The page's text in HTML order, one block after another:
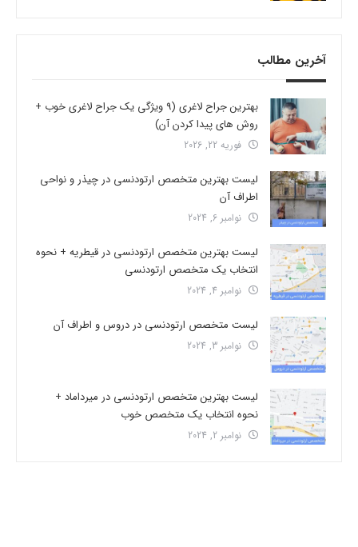
آخرین مطالب
بهترین جراح لاغری (9 ویژگی یک جراح لاغری خوب +
روش های پیدا کردن آن)
فوریه 22, 2026
لیست بهترین متخصص ارتودنسی در چیذر و نواحی
اطراف آن
نوامبر 6, 2024
لیست بهترین متخصص ارتودنسی در قیطریه + نحوه
انتخاب یک متخصص ارتودنسی
نوامبر 4, 2024
لیست متخصص ارتودنسی در دروس و اطراف آن
نوامبر 3, 2024
لیست بهترین متخصص ارتودنسی در میرداماد +
نحوه انتخاب یک متخصص خوب
نوامبر 2, 2024